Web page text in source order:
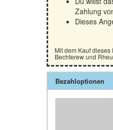
Zahlung
Dieses
Mit dem Kauf
Bechterew und
Bezahloptionen